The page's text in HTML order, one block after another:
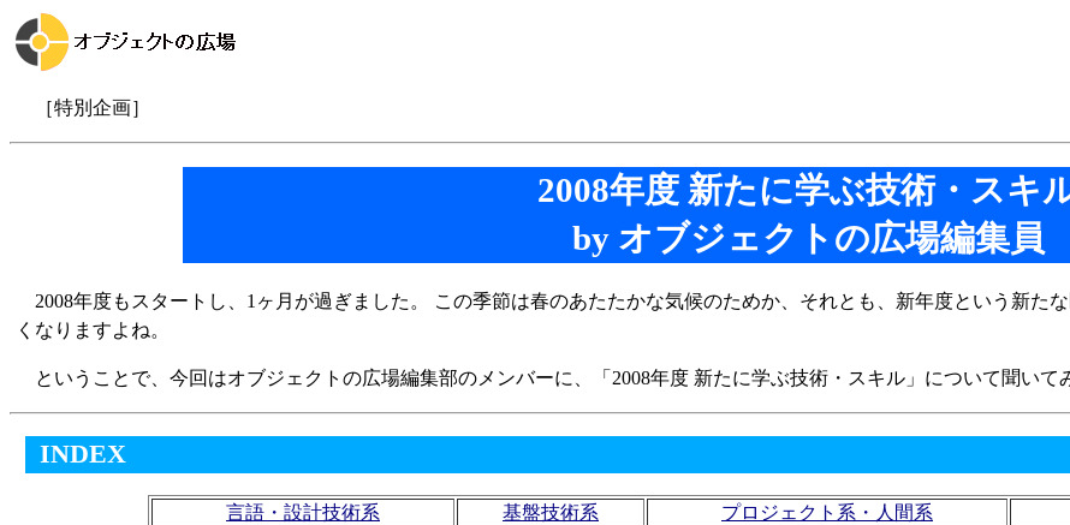
［特別企画］
2008年度 新たに学ぶ技術・スキ
by オブジェクトの広場編集員
2008年度もスタートし、1ヶ月が過ぎました。 この季節は春のあたたかな気候のためか、それとも、新年度という新た
くなりますよね。
ということで、今回はオブジェクトの広場編集部のメンバーに、「2008年度 新たに学ぶ技術・スキル」について聞いて
INDEX
言語・設計技術系 基盤技術系 プロジェクト系・人間系